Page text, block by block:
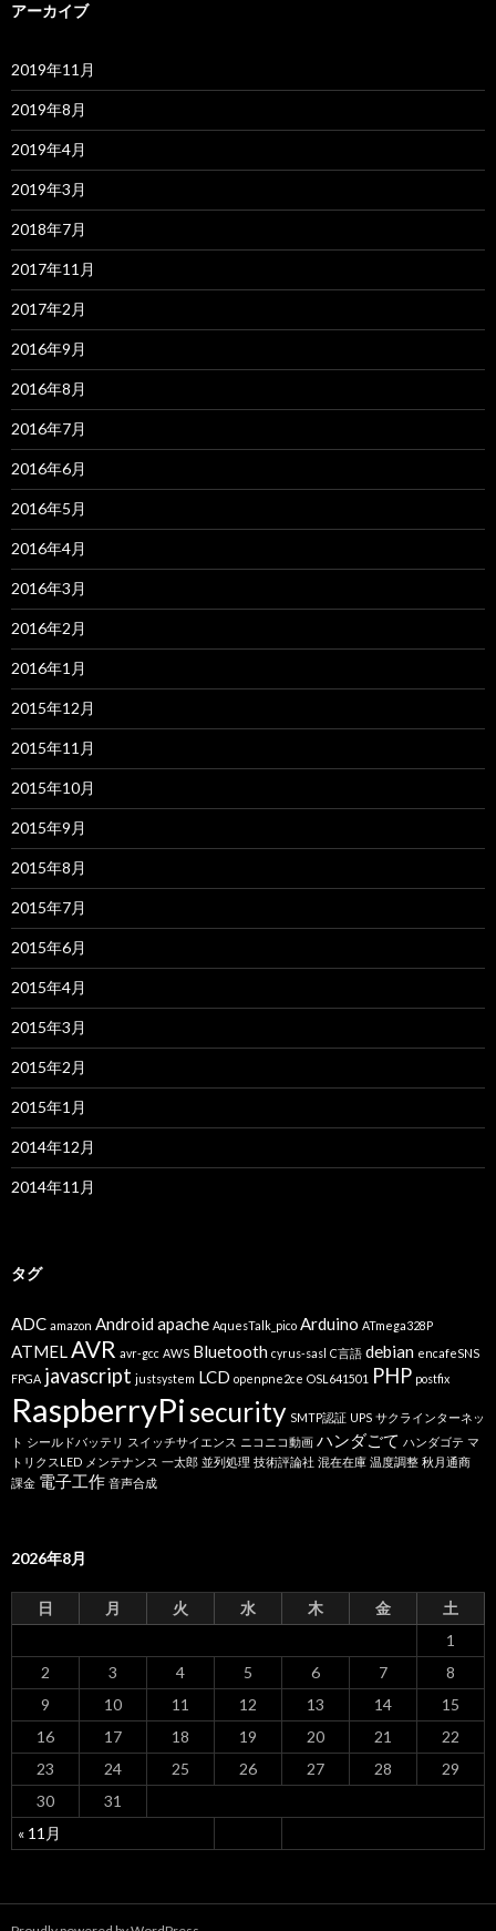
アーカイブ
2019年11月
2019年8月
2019年4月
2019年3月
2018年7月
2017年11月
2017年2月
2016年9月
2016年8月
2016年7月
2016年6月
2016年5月
2016年4月
2016年3月
2016年2月
2016年1月
2015年12月
2015年11月
2015年10月
2015年9月
2015年8月
2015年7月
2015年6月
2015年4月
2015年3月
2015年2月
2015年1月
2014年12月
2014年11月
タグ
ADC amazon Androidapache AquesTalk_pico Arduino ATmega328P
ATMELAVR avr-gcc AWS Bluetooth cyrus-sasl C言語 debian encafeSNS
FPGA javascript justsystem LCD openpne2ce OSL641501 PHP postfix
RaspberryPisecurity SMTP認証 UPS サクラインターネッ
ト シールドバッテリ スイッチサイエンス ニコニコ動画 ハンダごて ハンダゴテ マ
トリクスLED メンテナンス 一太郎 並列処理 技術評論社 混在在庫 温度調整 秋月通商
課金 電子工作 音声合成
2026年8月
日 月 火 水 木 金 土
« 11月
1
2
3 4 5 6 7
8
9
10 11 12 13 14
15
16
17 18 19 20 21
22
23
24 25 26 27 28
29
30
31